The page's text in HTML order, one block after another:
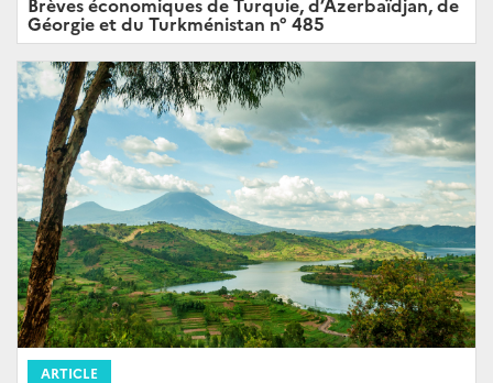
Géorgie et du Turkménistan n° 485
ARTICLE